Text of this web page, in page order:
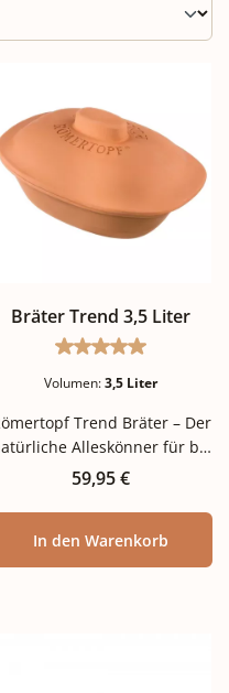
von 5 von 5
Bräter Trend 3,5 Liter
Volumen:3,5 Liter
Trend Bräter – Der
Alleskönner für bis
zu 4 Personen Der Römertopf
eine durchdachte
Kombination aus
Funktionalität, gesundem
Regulärer Preis:
59,95 €
In den Warenkorb